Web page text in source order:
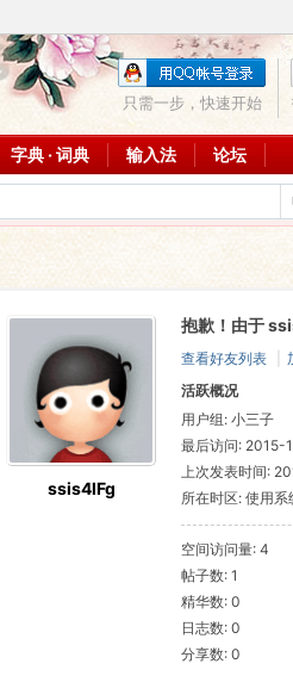
只需一步，快速开始
字典 · 词典 输入法 论坛
ssis4lFg
抱歉！由于
查看好友列表
活跃概况
用户组: 小三子
最后访问: 2015-
上次发表时间:
所在时区: 使用系
空间访问量: 4
帖子数: 1
精华数: 0
日志数: 0
分享数: 0